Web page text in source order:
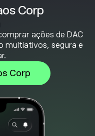
Corp
ações de DAC
multiativos, segura e
Corp